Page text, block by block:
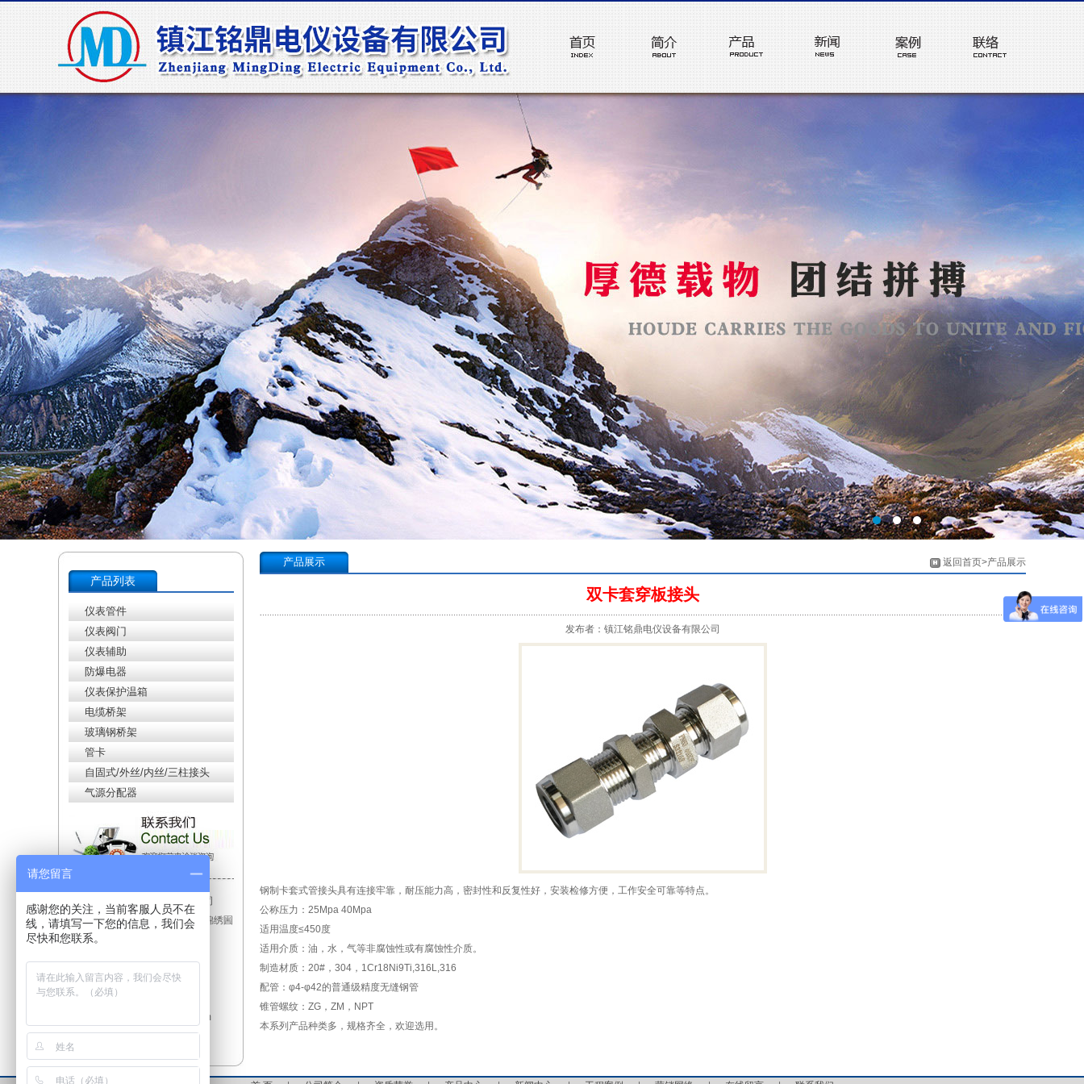
产品列表
仪表管件
仪表阀门
仪表辅助
防爆电器
仪表保护温箱
电缆桥架
玻璃钢桥架
管卡
自固式/外丝/内丝/三柱接头
气源分配器
单位：镇江铭鼎电仪设备有限公司
地址：江苏省镇江市大路镇北极锦绣圌
山花苑兴港东路855-6
联系人：马经理
手机：18352876886
电话：0511-88201668
Email:mingdingdianyi@163.com
网址：www.zj-md.com.cn
产品展示 返回首页>产品展示
双卡套穿板接头
发布者：镇江铭鼎电仪设备有限公司
钢制卡套式管接头具有连接牢靠，耐压能力高，密封性和反复性好，安装检修方便，工作安全可靠等特点。
公称压力：25Mpa 40Mpa
适用温度≤450度
适用介质：油，水，气等非腐蚀性或有腐蚀性介质。
制造材质：20#，304，1Cr18Ni9Ti,316L,316
配管：φ4-φ42的普通级精度无缝钢管
锥管螺纹：ZG，ZM，NPT
本系列产品种类多，规格齐全，欢迎选用。
请您留言
感谢您的关注，当前客服人员不在
线，请填写一下您的信息，我们会
尽快和您联系。